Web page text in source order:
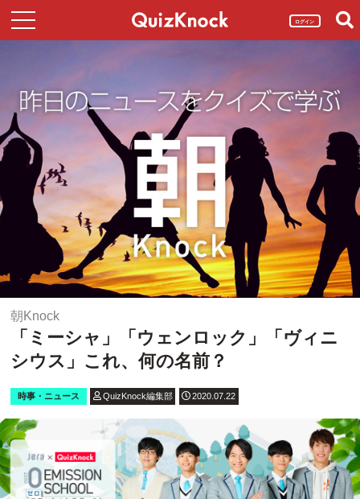
ログイン
朝Knock
「ミーシャ」「ウェンロック」「ヴィニ
シウス」これ、何の名前？
時事・ニュース QuizKnock編集部 2020.07.22